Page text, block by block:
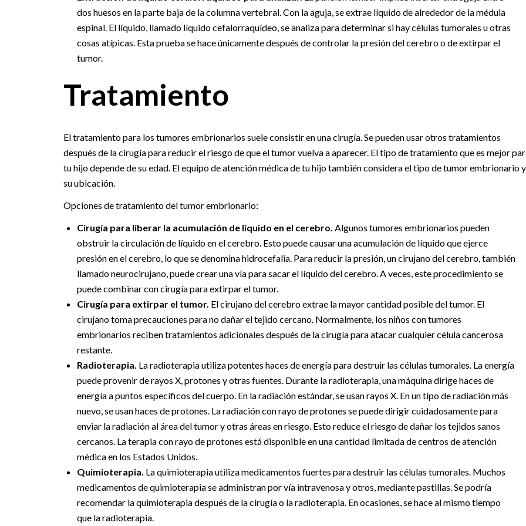
dos huesos en la parte baja de la columna vertebral. Con la aguja, se extrae líquido de alrededor de la médula
espinal. El líquido, llamado líquido cefalorraquídeo, se analiza para determinar si hay células tumorales u otras
cosas atípicas. Esta prueba se hace únicamente después de controlar la presión del cerebro o de extirpar el
tumor.
Tratamiento
El tratamiento para los tumores embrionarios suele consistir en una cirugía. Se pueden usar otros tratamientos
después de la cirugía para reducir el riesgo de que el tumor vuelva a aparecer. El tipo de tratamiento que es mejor
tu hijo depende de su edad. El equipo de atención médica de tu hijo también considera el tipo de tumor embrionario y
su ubicación.
Opciones de tratamiento del tumor embrionario:
Cirugía para liberar la acumulación de líquido en el cerebro. Algunos tumores embrionarios pueden
obstruir la circulación de líquido en el cerebro. Esto puede causar una acumulación de líquido que ejerce
presión en el cerebro, lo que se denomina hidrocefalia. Para reducir la presión, un cirujano del cerebro, también
llamado neurocirujano, puede crear una vía para sacar el líquido del cerebro. A veces, este procedimiento se
puede combinar con cirugía para extirpar el tumor.
Cirugía para extirpar el tumor. El cirujano del cerebro extrae la mayor cantidad posible del tumor. El
cirujano toma precauciones para no dañar el tejido cercano. Normalmente, los niños con tumores
embrionarios reciben tratamientos adicionales después de la cirugía para atacar cualquier célula cancerosa
restante.
Radioterapia. La radioterapia utiliza potentes haces de energía para destruir las células tumorales. La energía
puede provenir de rayos X, protones y otras fuentes. Durante la radioterapia, una máquina dirige haces de
energía a puntos específicos del cuerpo. En la radiación estándar, se usan rayos X. En un tipo de radiación más
nuevo, se usan haces de protones. La radiación con rayo de protones se puede dirigir cuidadosamente para
enviar la radiación al área del tumor y otras áreas en riesgo. Esto reduce el riesgo de dañar los tejidos sanos
cercanos. La terapia con rayo de protones está disponible en una cantidad limitada de centros de atención
médica en los Estados Unidos.
Quimioterapia. La quimioterapia utiliza medicamentos fuertes para destruir las células tumorales. Muchos
medicamentos de quimioterapia se administran por vía intravenosa y otros, mediante pastillas. Se podría
recomendar la quimioterapia después de la cirugía o la radioterapia. En ocasiones, se hace al mismo tiempo
que la radioterapia.